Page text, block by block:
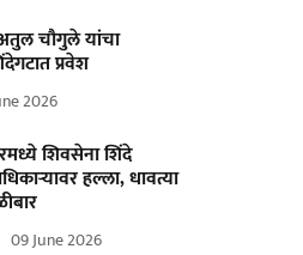
चौगुले यांचा
प्रवेश
2026
शिवसेना शिंदे
हल्ला, धावत्या
09 June 2026